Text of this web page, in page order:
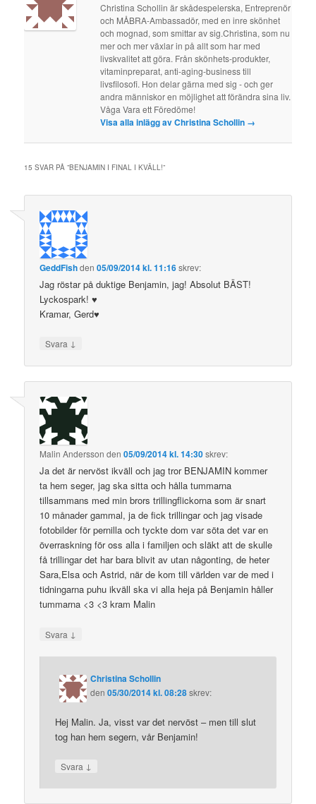
Christina Schollin är skådespelerska, Entreprenör
och MÅBRA-Ambassadör, med en inre skönhet
och mognad, som smittar av sig.Christina, som nu
mer och mer växlar in på allt som har med
livskvalitet att göra. Från skönhets-produkter,
vitaminpreparat, anti-aging-business till
livsfilosofi. Hon delar gärna med sig - och ger
andra människor en möjlighet att förändra sina liv.
Våga Vara ett Föredöme!
Visa alla inlägg av Christina Schollin →
15 SVAR PÅ ”BENJAMIN I FINAL I KVÄLL!”
GeddFishden05/09/2014 kl. 11:16skrev:
Jag röstar på duktige Benjamin, jag! Absolut BÄST!
Lyckospark! ♥
Kramar, Gerd♥
Svara ↓
Malin Andersson den05/09/2014 kl. 14:30skrev:
Ja det är nervöst ikväll och jag tror BENJAMIN kommer
ta hem seger, jag ska sitta och hålla tummarna
tillsammans med min brors trillingflickorna som är snart
10 månader gammal, ja de fick trillingar och jag visade
fotobilder för pernilla och tyckte dom var söta det var en
överraskning för oss alla i familjen och släkt att de skulle
få trillingar det har bara blivit av utan någonting, de heter
Sara,Elsa och Astrid, när de kom till världen var de med i
tidningarna puhu ikväll ska vi alla heja på Benjamin håller
tummarna <3 <3 kram Malin
Svara ↓
Christina Schollin
den05/30/2014 kl. 08:28skrev:
Hej Malin. Ja, visst var det nervöst – men till slut
tog han hem segern, vår Benjamin!
Svara ↓